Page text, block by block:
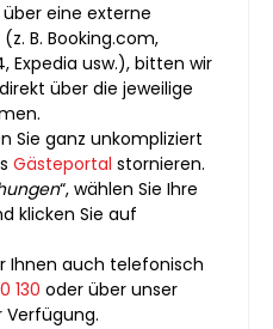
eine externe
B. Booking.com,
Expedia usw.), bitten wir
über die jeweilige
Sie ganz unkompliziert
Gästeportal stornieren.
“, wählen Sie Ihre
klicken Sie auf
Ihnen auch telefonisch
130 oder über unser
Verfügung.